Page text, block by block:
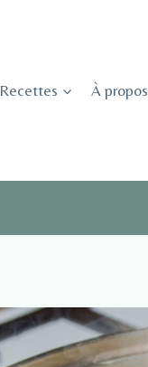
Recettes À propos